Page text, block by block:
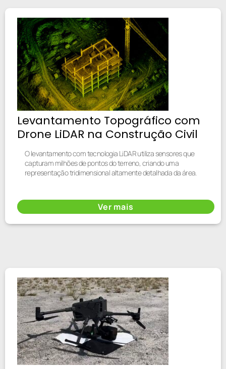
Levantamento Topográfico com
Drone LiDAR na Construção Civil
O levantamento com tecnologia LiDAR utiliza sensores que
capturam milhões de pontos do terreno, criando uma
representação tridimensional altamente detalhada da área.
Ver mais